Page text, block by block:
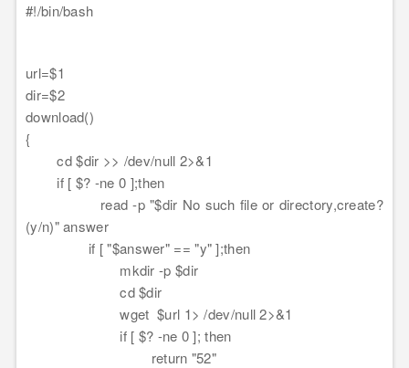
#!/bin/bash
url=$1
dir=$2
download()
{
cd $dir >> /dev/null 2>&1
if [ $? -ne 0 ];then
read -p "$dir No such file or directory,create?
(y/n)" answer
if [ "$answer" == "y" ];then
mkdir -p $dir
cd $dir
wget $url 1> /dev/null 2>&1
if [ $? -ne 0 ]; then
return "52"